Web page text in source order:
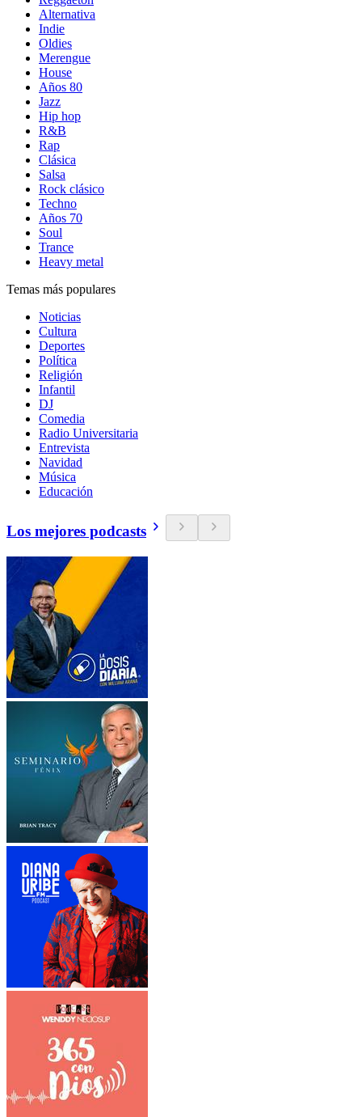
Alternativa
Indie
Oldies
Merengue
House
Años 80
Jazz
Hip hop
R&B
Rap
Clásica
Salsa
Rock clásico
Techno
Años 70
Soul
Trance
Heavy metal
Temas más populares
Noticias
Cultura
Deportes
Política
Religión
Infantil
DJ
Comedia
Radio Universitaria
Entrevista
Navidad
Música
Educación
Los mejores podcasts